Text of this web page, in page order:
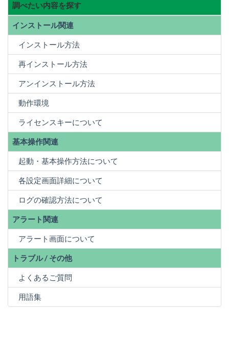
調べたい内容を探す
インストール関連
インストール方法
再インストール方法
アンインストール方法
動作環境
ライセンスキーについて
基本操作関連
起動・基本操作方法について
各設定画面詳細について
ログの確認方法について
アラート関連
アラート画面について
トラブル / その他
よくあるご質問
用語集